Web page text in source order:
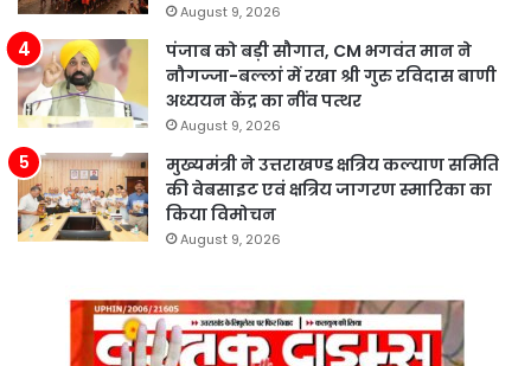
August 9, 2026
पंजाब को बड़ी सौगात, CM भगवंत मान ने
नौगज्जा-बल्लां में रखा श्री गुरु रविदास बाणी
अध्ययन केंद्र का नींव पत्थर
August 9, 2026
मुख्यमंत्री ने उत्तराखण्ड क्षत्रिय कल्याण समिति
की वेबसाइट एवं क्षत्रिय जागरण स्मारिका का
किया विमोचन
August 9, 2026